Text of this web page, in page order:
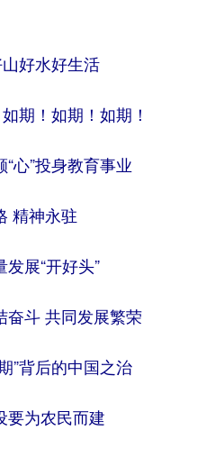
好水好生活
期！如期！如期！
心”投身教育事业
精神永驻
展“开好头”
奋斗 共同发展繁荣
”背后的中国之治
要为农民而建